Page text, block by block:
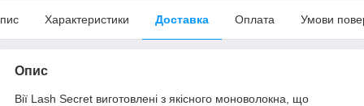
Характеристики Доставка Оплата Умови
Опис
Вії Lash Secret виготовлені з якісного моноволокна, що